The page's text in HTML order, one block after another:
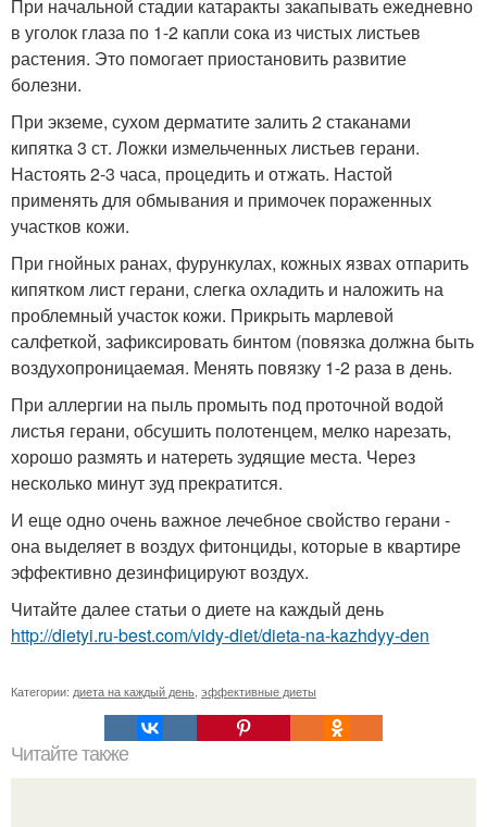
При начальной стадии катаракты закапывать ежедневно
в уголок глаза по 1-2 капли сока из чистых листьев
растения. Это помогает приостановить развитие
болезни.
При экземе, сухом дерматите залить 2 стаканами
кипятка 3 ст. Ложки измельченных листьев герани.
Настоять 2-3 часа, процедить и отжать. Настой
применять для обмывания и примочек пораженных
участков кожи.
При гнойных ранах, фурункулах, кожных язвах отпарить
кипятком лист герани, слегка охладить и наложить на
проблемный участок кожи. Прикрыть марлевой
салфеткой, зафиксировать бинтом (повязка должна быть
воздухопроницаемая. Менять повязку 1-2 раза в день.
При аллергии на пыль промыть под проточной водой
листья герани, обсушить полотенцем, мелко нарезать,
хорошо размять и натереть зудящие места. Через
несколько минут зуд прекратится.
И еще одно очень важное лечебное свойство герани -
она выделяет в воздух фитонциды, которые в квартире
эффективно дезинфицируют воздух.
Читайте далее статьи о диете на каждый день
http://dietyi.ru-best.com/vidy-diet/dieta-na-kazhdyy-den
Категории: диета на каждый день эффективные диеты
Читайте также